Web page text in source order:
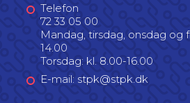
Telefon
72 33 05 00
Mandag, tirsdag, onsdag og
14.00
Torsdag: kl. 8.00-16.00
E-mail: stpk@stpk.dk